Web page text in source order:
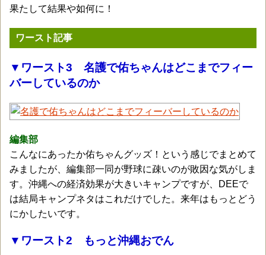
果たして結果や如何に！
ワースト記事
▼ワースト3 名護で佑ちゃんはどこまでフィー
バーしているのか
編集部
こんなにあったか佑ちゃんグッズ！という感じでまとめて
みましたが、編集部一同が野球に疎いのが敗因な気がしま
す。沖縄への経済効果が大きいキャンプですが、DEEで
は結局キャンプネタはこれだけでした。来年はもっとどう
にかしたいです。
▼ワースト2 もっと沖縄おでん